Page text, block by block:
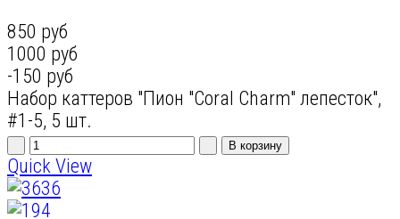
850 руб
1000 руб
-150 руб
Набор каттеров "Пион "Coral Charm" лепесток",
#1-5, 5 шт.
Quick View